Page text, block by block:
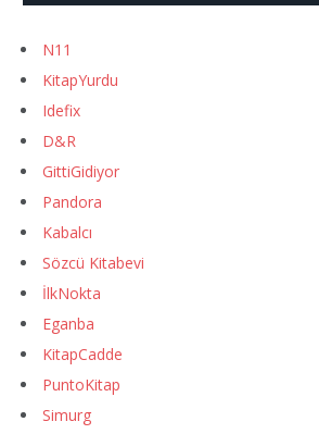
N11
KitapYurdu
Idefix
D&R
GittiGidiyor
Pandora
Kabalcı
Sözcü Kitabevi
İlkNokta
Eganba
KitapCadde
PuntoKitap
Simurg